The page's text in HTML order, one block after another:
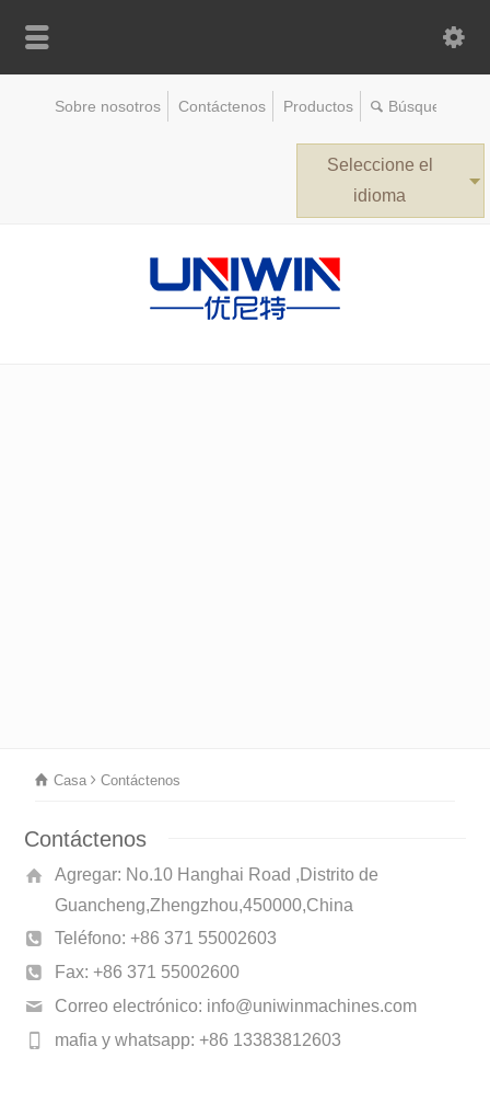
Sobre nosotros Contáctenos Productos
Seleccione el
idioma
Casa Contáctenos
Contáctenos
Agregar: No.10 Hanghai Road ,Distrito de
Guancheng,Zhengzhou,450000,China
Teléfono: +86 371 55002603
Fax: +86 371 55002600
Correo electrónico: info@uniwinmachines.com
mafia y whatsapp: +86 13383812603